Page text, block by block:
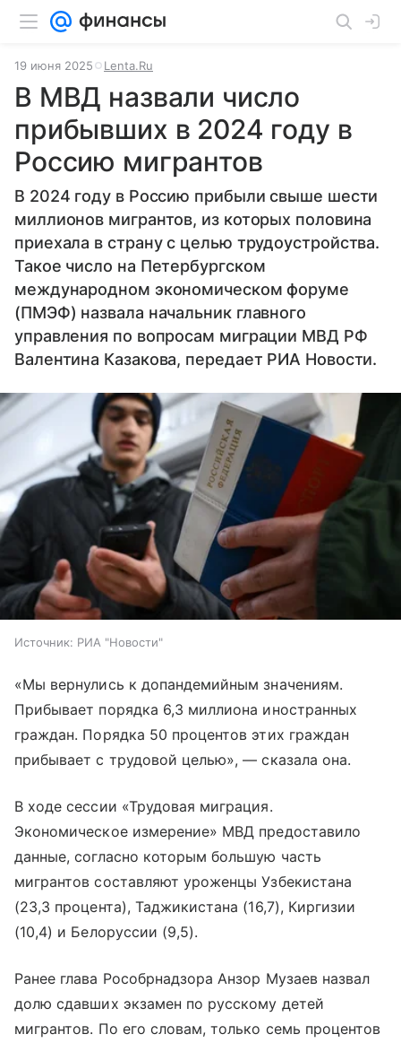
19 июня 2025 Lenta.Ru
В МВД назвали число
прибывших в 2024 году в
Россию мигрантов
В 2024 году в Россию прибыли свыше шести
миллионов мигрантов, из которых половина
приехала в страну с целью трудоустройства.
Такое число на Петербургском
международном экономическом форуме
(ПМЭФ) назвала начальник главного
управления по вопросам миграции МВД РФ
Валентина Казакова, передает РИА Новости.
Источник: РИА "Новости"
«Мы вернулись к допандемийным значениям.
Прибывает порядка 6,3 миллиона иностранных
граждан. Порядка 50 процентов этих граждан
прибывает с трудовой целью», — сказала она.
В ходе сессии «Трудовая миграция.
Экономическое измерение» МВД предоставило
данные, согласно которым большую часть
мигрантов составляют уроженцы Узбекистана
(23,3 процента), Таджикистана (16,7), Киргизии
(10,4) и Белоруссии (9,5).
Ранее глава Рособрнадзора Анзор Музаев назвал
долю сдавших экзамен по русскому детей
мигрантов. По его словам, только семь процентов